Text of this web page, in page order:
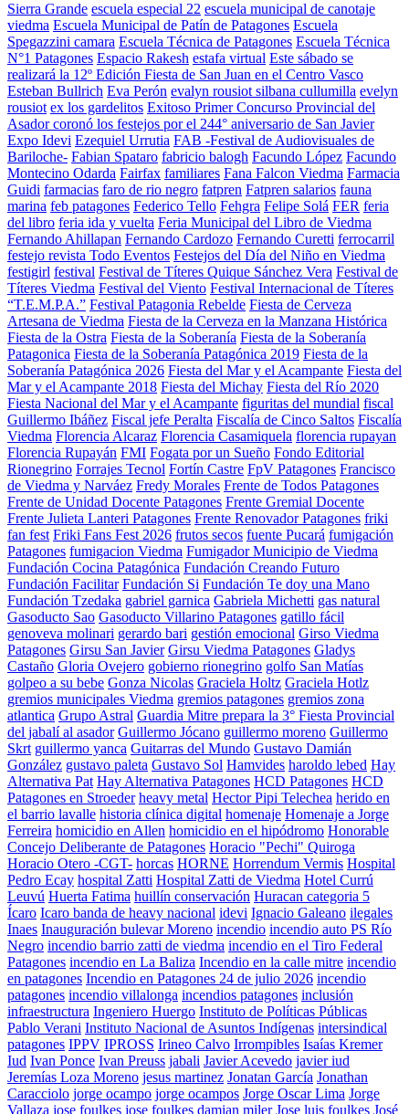
Sierra Grande escuela especial 22 escuela municipal de canotaje
viedma Escuela Municipal de Patín de Patagones Escuela
Spegazzini camara Escuela Técnica de Patagones Escuela Técnica
N°1 Patagones Espacio Rakesh estafa virtual Este sábado se
realizará la 12º Edición Fiesta de San Juan en el Centro Vasco
Esteban Bullrich Eva Perón evalyn rousiot silbana cullumilla evelyn
rousiot ex los gardelitos Exitoso Primer Concurso Provincial del
Asador coronó los festejos por el 244° aniversario de San Javier
Expo Idevi Ezequiel Urrutia FAB -Festival de Audiovisuales de
Bariloche- Fabian Spataro fabricio balogh Facundo López Facundo
Montecino Odarda Fairfax familiares Fana Falcon Viedma Farmacia
Guidi farmacias faro de rio negro fatpren Fatpren salarios fauna
marina feb patagones Federico Tello Fehgra Felipe Solá FER feria
del libro feria ida y vuelta Feria Municipal del Libro de Viedma
Fernando Ahillapan Fernando Cardozo Fernando Curetti ferrocarril
festejo revista Todo Eventos Festejos del Día del Niño en Viedma
festigirl festival Festival de Títeres Quique Sánchez Vera Festival de
Títeres Viedma Festival del Viento Festival Internacional de Títeres
“T.E.M.P.A.” Festival Patagonia Rebelde Fiesta de Cerveza
Artesana de Viedma Fiesta de la Cerveza en la Manzana Histórica
Fiesta de la Ostra Fiesta de la Soberanía Fiesta de la Soberanía
Patagonica Fiesta de la Soberanía Patagónica 2019 Fiesta de la
Soberanía Patagónica 2026 Fiesta del Mar y el Acampante Fiesta del
Mar y el Acampante 2018 Fiesta del Michay Fiesta del Río 2020
Fiesta Nacional del Mar y el Acampante figuritas del mundial fiscal
Guillermo Ibáñez Fiscal jefe Peralta Fiscalía de Cinco Saltos Fiscalía
Viedma Florencia Alcaraz Florencia Casamiquela florencia rupayan
Florencia Rupayán FMI Fogata por un Sueño Fondo Editorial
Rionegrino Forrajes Tecnol Fortín Castre FpV Patagones Francisco
de Viedma y Narváez Fredy Morales Frente de Todos Patagones
Frente de Unidad Docente Patagones Frente Gremial Docente
Frente Julieta Lanteri Patagones Frente Renovador Patagones friki
fan fest Friki Fans Fest 2026 frutos secos fuente Pucará fumigación
Patagones fumigacion Viedma Fumigador Municipio de Viedma
Fundación Cocina Patagónica Fundación Creando Futuro
Fundación Facilitar Fundación Si Fundación Te doy una Mano
Fundación Tzedaka gabriel garnica Gabriela Michetti gas natural
Gasoducto Sao Gasoducto Villarino Patagones gatillo fácil
genoveva molinari gerardo bari gestión emocional Girso Viedma
Patagones Girsu San Javier Girsu Viedma Patagones Gladys
Castaño Gloria Ovejero gobierno rionegrino golfo San Matías
golpeo a su bebe Gonza Nicolas Graciela Holtz Graciela Hotlz
gremios municipales Viedma gremios patagones gremios zona
atlantica Grupo Astral Guardia Mitre prepara la 3° Fiesta Provincial
del jabalí al asador Guillermo Jócano guillermo moreno Guillermo
Skrt guillermo yanca Guitarras del Mundo Gustavo Damián
González gustavo paleta Gustavo Sol Hamvides haroldo lebed Hay
Alternativa Pat Hay Alternativa Patagones HCD Patagones HCD
Patagones en Stroeder heavy metal Hector Pipi Telechea herido en
el barrio lavalle historia clínica digital homenaje Homenaje a Jorge
Ferreira homicidio en Allen homicidio en el hipódromo Honorable
Concejo Deliberante de Patagones Horacio "Pechi" Quiroga
Horacio Otero -CGT- horcas HORNE Horrendum Vermis Hospital
Pedro Ecay hospital Zatti Hospital Zatti de Viedma Hotel Currú
Leuvú Huerta Fatima huillín conservación Huracan categoria 5
Ícaro Icaro banda de heavy nacional idevi Ignacio Galeano ilegales
Inaes Inauguración bulevar Moreno incendio incendio auto PS Río
Negro incendio barrio zatti de viedma incendio en el Tiro Federal
Patagones incendio en La Baliza Incendio en la calle mitre incendio
en patagones Incendio en Patagones 24 de julio 2026 incendio
patagones incendio villalonga incendios patagones inclusión
infraestructura Ingeniero Huergo Instituto de Políticas Públicas
Pablo Verani Instituto Nacional de Asuntos Indígenas intersindical
patagones IPPV IPROSS Irineo Calvo Irrompibles Isaías Kremer
Iud Ivan Ponce Ivan Preuss jabali Javier Acevedo javier iud
Jeremías Loza Moreno jesus martinez Jonatan García Jonathan
Caracciolo jorge ocampo jorge ocampos Jorge Oscar Lima Jorge
Vallaza jose foulkes jose foulkes damian miler Jose luis foulkes José